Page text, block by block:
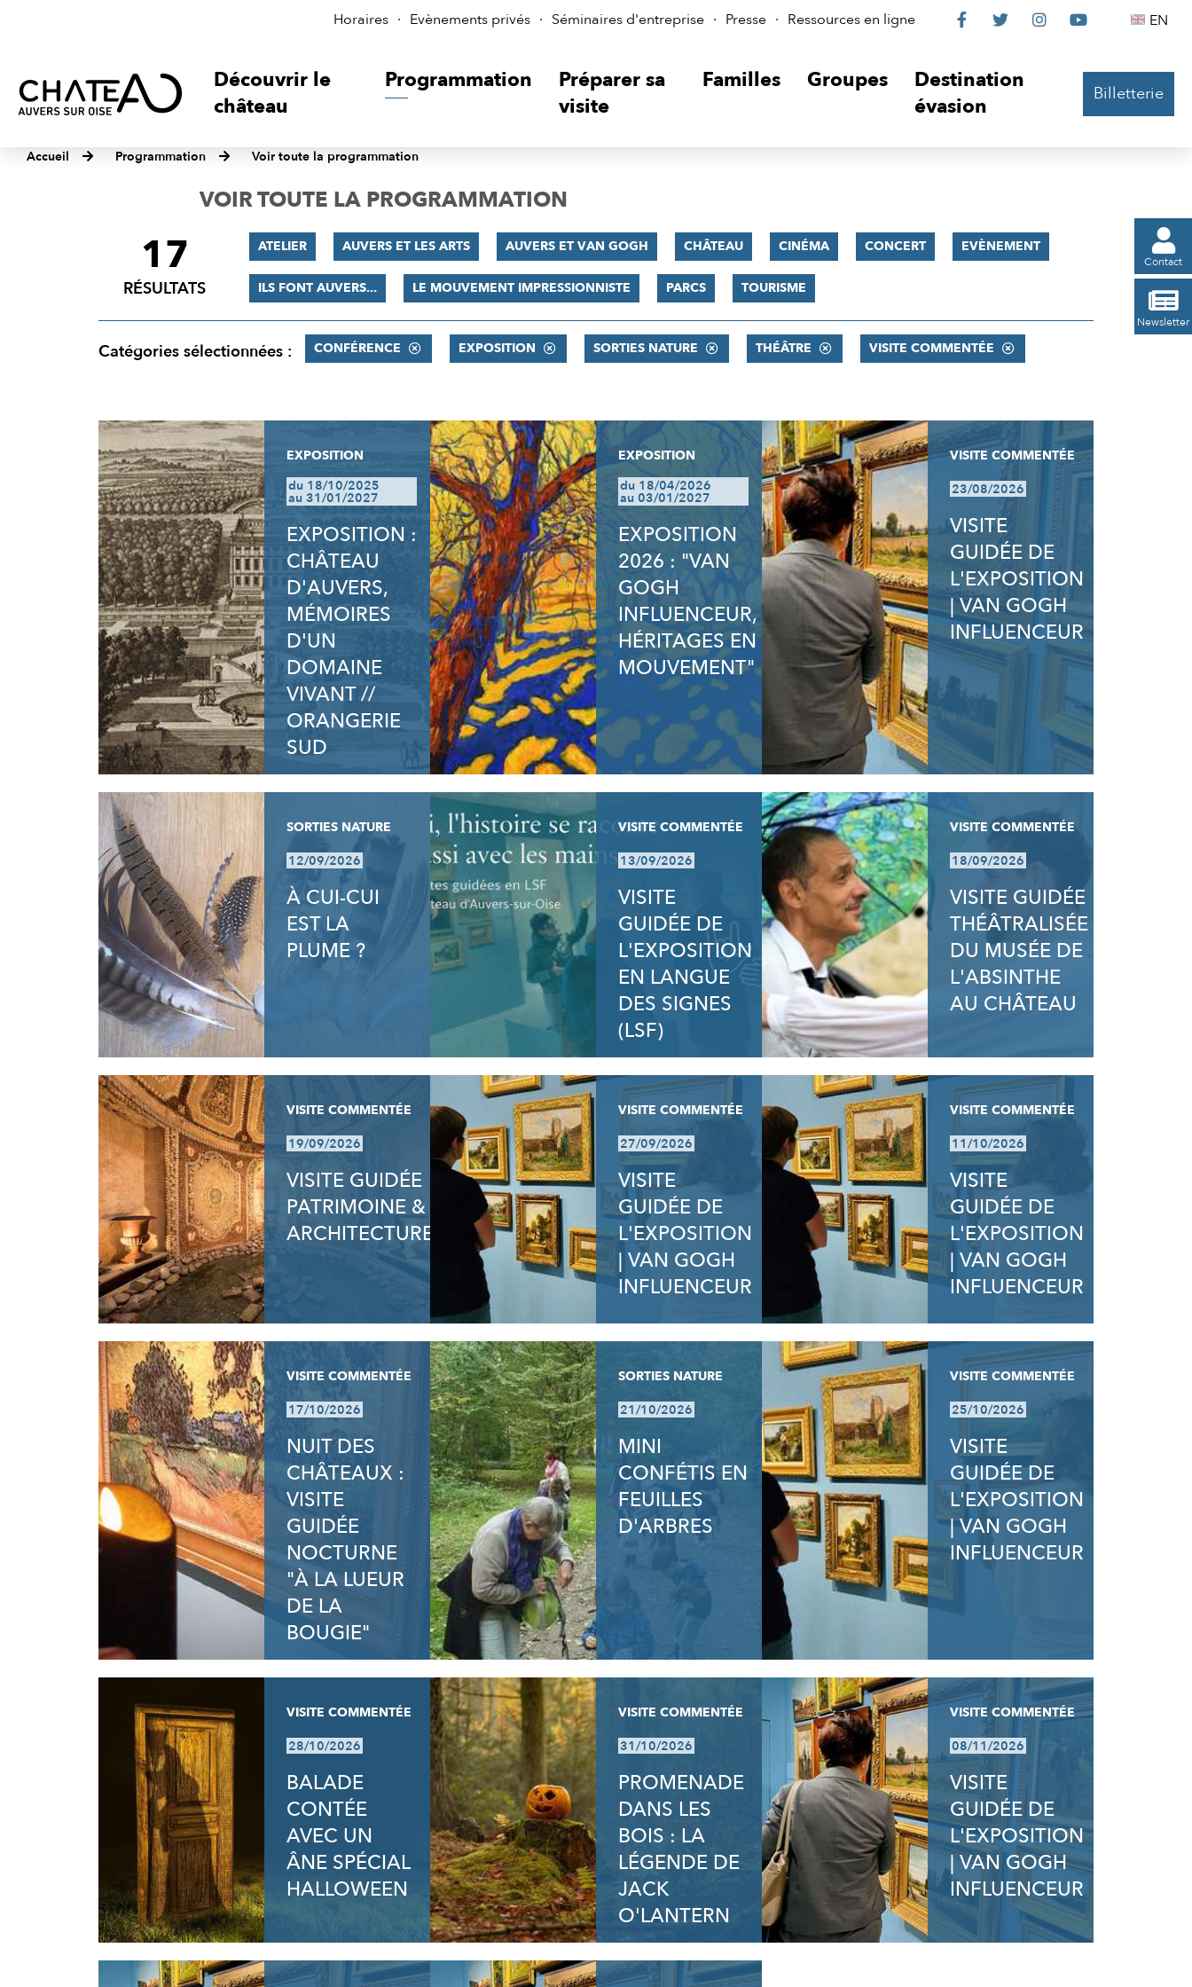
Horaires Evènements privés Séminaires d'entreprise Presse Ressources en ligne
Le
sur

Le

Le

Le
 EN
Découvrir le
château
Programmation
Préparer sa
visite
Familles Groupes
Destination
évasion
Billetterie
Accueil Programmation Voir toute la programmation

Contact

Newsletter
VOIR TOUTE LA PROGRAMMATION
FILTRER
RÉSULTATS
17
RÉSULTATS
ATELIER AUVERS ET LES ARTS AUVERS ET VAN GOGH CHÂTEAU CINÉMA CONCERT EVÈNEMENT
ILS FONT AUVERS... LE MOUVEMENT IMPRESSIONNISTE PARCS TOURISME
Catégories sélectionnées : CONFÉRENCE EXPOSITION SORTIES NATURE THÉÂTRE VISITE COMMENTÉE
RÉSULTATS
EXPOSITION
du 18/10/2025
au 31/01/2027
EXPOSITION :
CHÂTEAU
D'AUVERS,
MÉMOIRES
D'UN
DOMAINE
VIVANT //
ORANGERIE
SUD
EXPOSITION
du 18/04/2026
au 03/01/2027
EXPOSITION
2026 : "VAN
GOGH
INFLUENCEUR,
HÉRITAGES EN
MOUVEMENT"
VISITE COMMENTÉE
23/08/2026
VISITE
GUIDÉE DE
L'EXPOSITION
| VAN GOGH
INFLUENCEUR
SORTIES NATURE
12/09/2026
À CUI-CUI
EST LA
PLUME ?
VISITE COMMENTÉE
13/09/2026
VISITE
GUIDÉE DE
L'EXPOSITION
EN LANGUE
DES SIGNES
(LSF)
VISITE COMMENTÉE
18/09/2026
VISITE GUIDÉE
THÉÂTRALISÉE
DU MUSÉE DE
L'ABSINTHE
AU CHÂTEAU
VISITE COMMENTÉE
19/09/2026
VISITE GUIDÉE
PATRIMOINE &
ARCHITECTURE
VISITE COMMENTÉE
27/09/2026
VISITE
GUIDÉE DE
L'EXPOSITION
| VAN GOGH
INFLUENCEUR
VISITE COMMENTÉE
11/10/2026
VISITE
GUIDÉE DE
L'EXPOSITION
| VAN GOGH
INFLUENCEUR
VISITE COMMENTÉE
17/10/2026
NUIT DES
CHÂTEAUX :
VISITE
GUIDÉE
NOCTURNE
"À LA LUEUR
DE LA
BOUGIE"
SORTIES NATURE
21/10/2026
MINI
CONFÉTIS EN
FEUILLES
D'ARBRES
VISITE COMMENTÉE
25/10/2026
VISITE
GUIDÉE DE
L'EXPOSITION
| VAN GOGH
INFLUENCEUR
VISITE COMMENTÉE
28/10/2026
BALADE
CONTÉE
AVEC UN
ÂNE SPÉCIAL
HALLOWEEN
VISITE COMMENTÉE
31/10/2026
PROMENADE
DANS LES
BOIS : LA
LÉGENDE DE
JACK
O'LANTERN
VISITE COMMENTÉE
08/11/2026
VISITE
GUIDÉE DE
L'EXPOSITION
| VAN GOGH
INFLUENCEUR